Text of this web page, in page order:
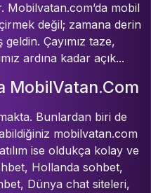
Mobilvatan.com’da mobil
değil; zamana derin
Çayımız taze,
ardına kadar açık...
MobilVatan.Com
Bunlardan biri de
mobilvatan.com
ise oldukça kolay ve
Hollanda sohbet,
Dünya chat siteleri,